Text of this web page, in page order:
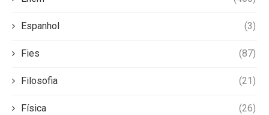
Espanhol (3)
Fies (87)
Filosofia (21)
Física (26)